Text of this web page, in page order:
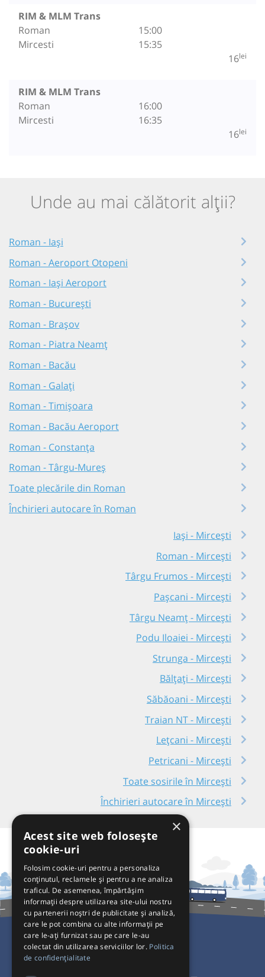
RIM & MLM Trans
Roman
Mircesti
15:00
15:35
16lei
RIM & MLM Trans
Roman
Mircesti
16:00
16:35
16lei
Unde au mai călătorit alții?
Roman - Iași
Roman - Aeroport Otopeni
Roman - Iași Aeroport
Roman - București
Roman - Brașov
Roman - Piatra Neamț
Roman - Bacău
Roman - Galați
Roman - Timișoara
Roman - Bacău Aeroport
Roman - Constanța
Roman - Târgu-Mureș
Toate plecările din Roman
Închirieri autocare în Roman
Iași - Mircești
Roman - Mircești
Târgu Frumos - Mircești
Pașcani - Mircești
Târgu Neamț - Mircești
Podu Iloaiei - Mircești
Strunga - Mircești
Bălțați - Mircești
Săbăoani - Mircești
Traian NT - Mircești
Lețcani - Mircești
Petricani - Mircești
Toate sosirile în Mircești
Închirieri autocare în Mircești
Pentru Călători
×
Acest site web folosește
cookie-uri
Folosim cookie-uri pentru a personaliza
conținutul, reclamele și pentru a ne analiza
traficul. De asemenea, împărtășim
informații despre utilizarea site-ului nostru
cu partenerii noștri de publicitate și analiză,
care le pot combina cu alte informații pe
care le-ați furnizat sau pe care le-au
colectat din utilizarea serviciilor lor. Politica
de confidențialitate